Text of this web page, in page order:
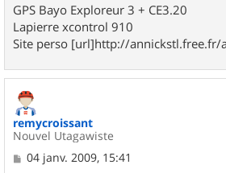
GPS Bayo Exploreur 3 + CE3.20
Lapierre xcontrol 910
Site perso [url]http://
remycroissant
Nouvel Utagawiste
M
04 janv. 2009, 15:41